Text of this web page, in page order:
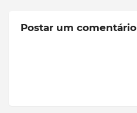
Postar um comentário